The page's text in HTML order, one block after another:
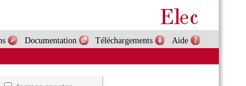
Aide
Téléchargements
Documentation